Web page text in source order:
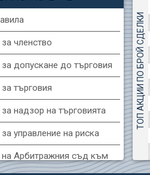
(MONB) Монбат
1 EUR
1 9753BGN
Корадо-БГ
3000
4 4984
Еврохолд България
1 1100EUR
2 1709BGN
членство
допускане до търговия
търговия
надзор на търговията
управление на риска
на Арбитражния съд към
борса
ТОП АКЦИИ ПО БРОЙ СДЕЛКИ